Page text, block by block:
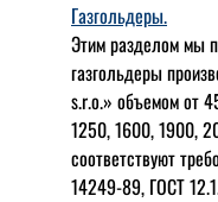
Газгольдеры.
Этим разделом мы
газгольдеры
s.r.o.» объемом от
1250, 1600, 1900,
соответствуют
14249-89, ГОСТ